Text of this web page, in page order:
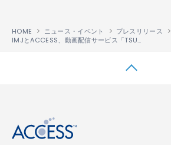
HOME ニュース・イベント
プレスリリース
IMJとACCESS、動画配信サービス「TSUTAYA TV」のAndroid